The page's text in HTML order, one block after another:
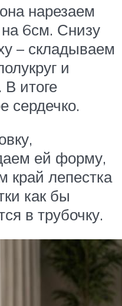
нарезаем
6см. Снизу
– складываем
и
В итоге
сердечко.
ей форму,
край лепестка
как бы
в трубочку.